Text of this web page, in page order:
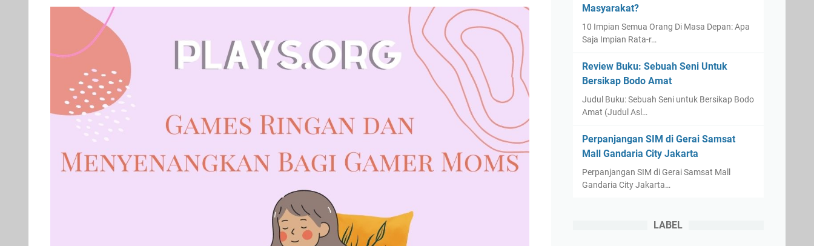
Masyarakat?
10 Impian Semua Orang Di Masa Depan: Apa
Saja Impian Rata-r…
Review Buku: Sebuah Seni Untuk
Bersikap Bodo Amat
Judul Buku: Sebuah Seni untuk Bersikap Bodo
Amat (Judul Asl…
Perpanjangan SIM di Gerai Samsat
Mall Gandaria City Jakarta
Perpanjangan SIM di Gerai Samsat Mall
Gandaria City Jakarta…
LABEL